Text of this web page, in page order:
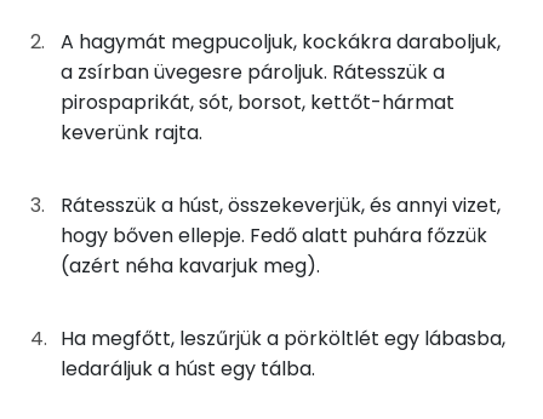
125g sertéslapocka
295 kcal
8gmangalica zsír
68 kcal
0gfűszerpaprika
0 kcal
0gsó
bors
0 kcal
35gtejföl
11%
Fehérje
4%
Szénhidrát
18%
Zsír
67%
Víz
TOP ásványi anyagok
Nátrium
Kálcium
Magnézium
A hagymát megpucoljuk, kockákra daraboljuk,
a zsírban üvegesre pároljuk. Rátesszük a
pirospaprikát, sót, borsot, kettőt-hármat
keverünk rajta.
Rátesszük a húst, összekeverjük, és annyi vizet,
hogy bőven ellepje. Fedő alatt puhára főzzük
(azért néha kavarjuk meg).
Ha megfőtt, leszűrjük a pörköltlét egy lábasba,
ledaráljuk a húst egy tálba.